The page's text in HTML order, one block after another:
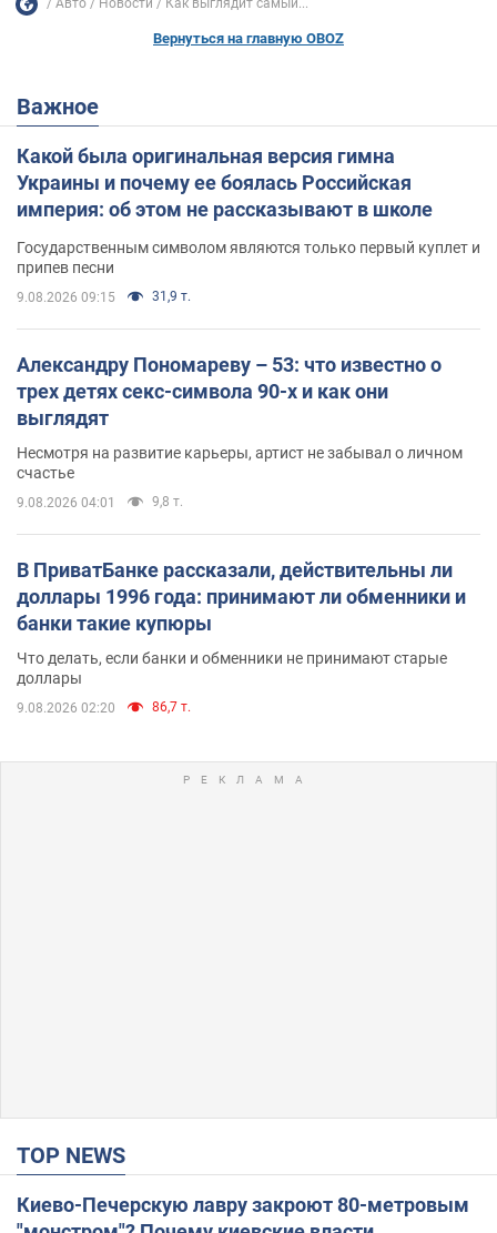
Авто Новости Как выглядит самый...
Вернуться на главную OBOZ
Важное
Какой была оригинальная версия гимна
Украины и почему ее боялась Российская
империя: об этом не рассказывают в школе
Государственным символом являются только первый куплет и
припев песни
9.08.2026 09:15 31,9 т.
Александру Пономареву – 53: что известно о
трех детях секс-символа 90-х и как они
выглядят
Несмотря на развитие карьеры, артист не забывал о личном
счастье
9.08.2026 04:01 9,8 т.
В ПриватБанке рассказали, действительны ли
доллары 1996 года: принимают ли обменники и
банки такие купюры
Что делать, если банки и обменники не принимают старые
доллары
9.08.2026 02:20 86,7 т.
TOP NEWS
Киево-Печерскую лавру закроют 80-метровым